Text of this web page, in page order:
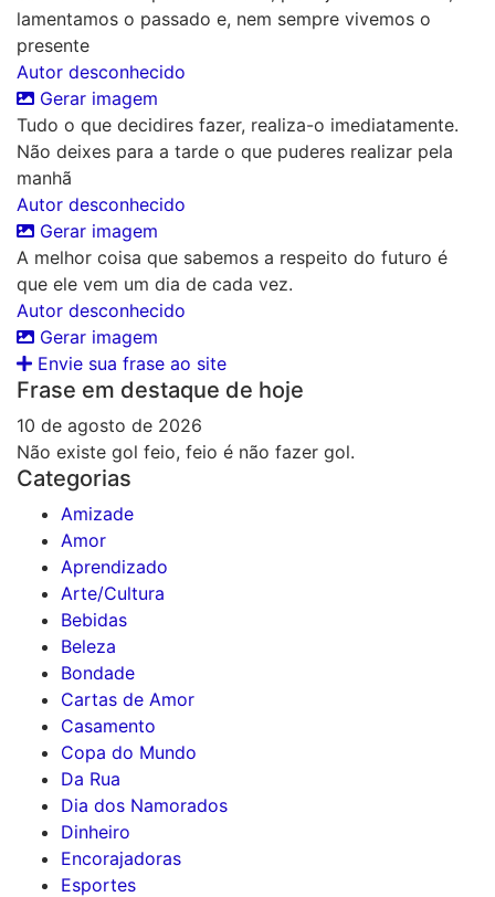
lamentamos o passado e, nem sempre vivemos o
presente
Autor desconhecido
Gerar imagem
Tudo o que decidires fazer, realiza-o imediatamente.
Não deixes para a tarde o que puderes realizar pela
manhã
Autor desconhecido
Gerar imagem
A melhor coisa que sabemos a respeito do futuro é
que ele vem um dia de cada vez.
Autor desconhecido
Gerar imagem
Envie sua frase ao site
Frase em destaque de hoje
10 de agosto de 2026
Não existe gol feio, feio é não fazer gol.
Categorias
Amizade
Amor
Aprendizado
Arte/Cultura
Bebidas
Beleza
Bondade
Cartas de Amor
Casamento
Copa do Mundo
Da Rua
Dia dos Namorados
Dinheiro
Encorajadoras
Esportes